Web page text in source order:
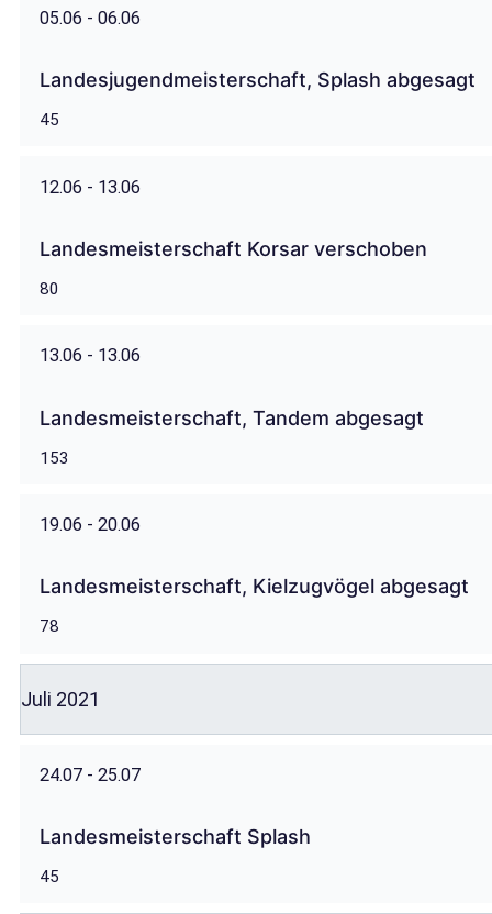
05.06 - 06.06
Landesjugendmeisterschaft, Splash abgesagt
45
12.06 - 13.06
Landesmeisterschaft Korsar verschoben
80
13.06 - 13.06
Landesmeisterschaft, Tandem abgesagt
153
19.06 - 20.06
Landesmeisterschaft, Kielzugvögel abgesagt
78
Juli 2021
24.07 - 25.07
Landesmeisterschaft Splash
45